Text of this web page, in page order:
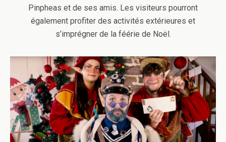
Pinpheas et de ses amis. Les visiteurs pourront
également profiter des activités extérieures et
s’imprégner de la féérie de Noël.